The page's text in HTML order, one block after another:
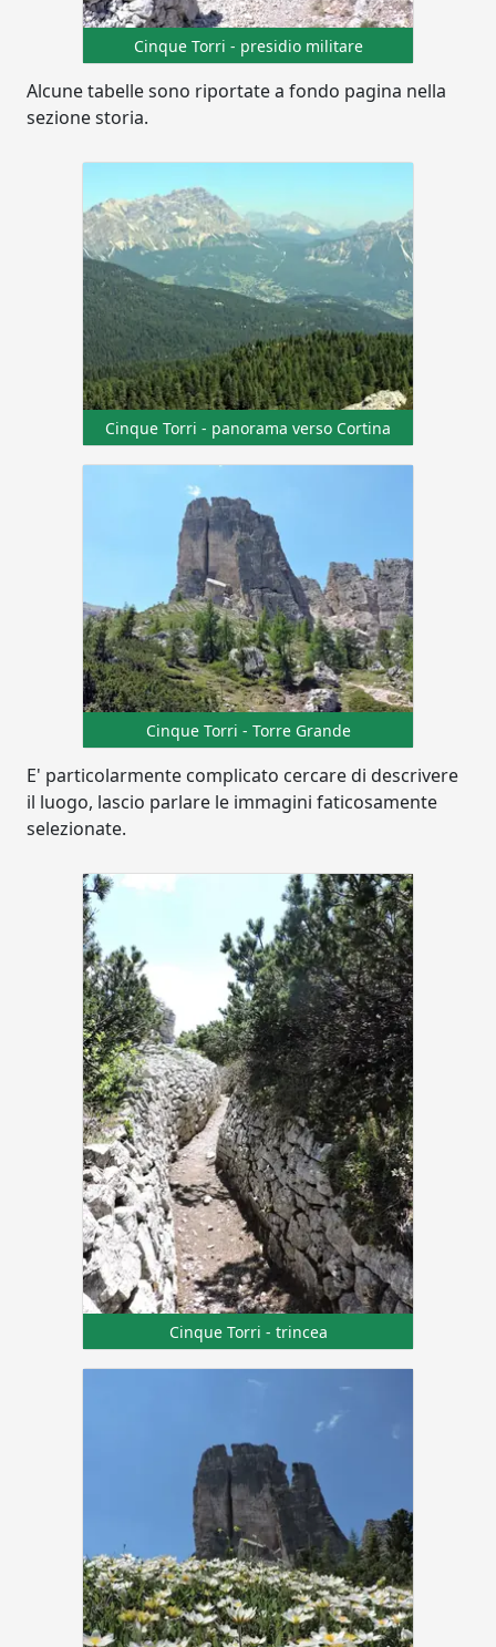
Cinque Torri - presidio militare
Alcune tabelle sono riportate a fondo pagina nella
sezione storia.
Cinque Torri - panorama verso Cortina
Cinque Torri - Torre Grande
E' particolarmente complicato cercare di descrivere
il luogo, lascio parlare le immagini faticosamente
selezionate.
Cinque Torri - trincea